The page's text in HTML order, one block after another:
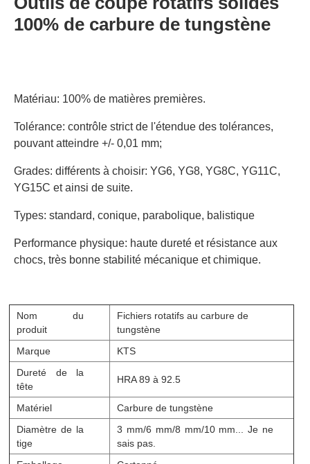
100% de carbure de tungstène
Matériau: 100% de matières premières.
Tolérance: contrôle strict de l'étendue des tolérances,
pouvant atteindre +/- 0,01 mm;
Grades: différents à choisir: YG6, YG8, YG8C, YG11C,
YG15C et ainsi de suite.
Types: standard, conique, parabolique, balistique
Performance physique: haute dureté et résistance aux
chocs, très bonne stabilité mécanique et chimique.
Nom du
produit
Fichiers rotatifs au carbure de
tungstène
Marque
KTS
Dureté de la
tête
HRA 89 à 92.5
Matériel
Carbure de tungstène
Diamètre de la
tige
3 mm/6 mm/8 mm/10 mm... Je ne
sais pas.